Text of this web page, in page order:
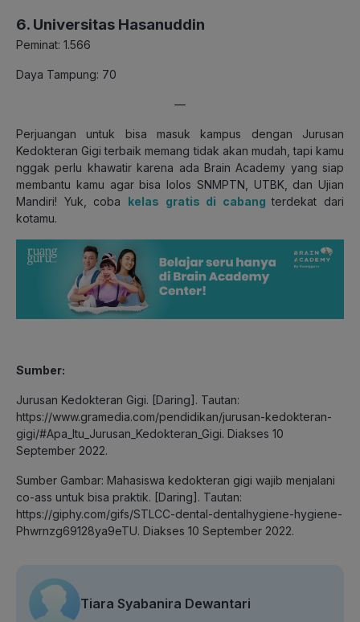
6. Universitas Hasanuddin
Peminat: 1.566
Daya Tampung: 70
—
Perjuangan untuk bisa masuk kampus dengan Jurusan
Kedokteran Gigi terbaik memang tidak akan mudah, tapi kamu
nggak perlu khawatir karena ada Brain Academy yang siap
membantu kamu agar bisa lolos SNMPTN, UTBK, dan Ujian
Mandiri! Yuk, coba kelas gratis di cabangterdekat dari
kotamu.
Sumber:
Jurusan Kedokteran Gigi. [Daring]. Tautan:
https://www.gramedia.com/pendidikan/jurusan-kedokteran-
gigi/#Apa_Itu_Jurusan_Kedokteran_Gigi. Diakses 10
September 2022.
Sumber Gambar: Mahasiswa kedokteran gigi wajib menjalani
co-ass untuk bisa praktik. [Daring]. Tautan:
https://giphy.com/gifs/STLCC-dental-dentalhygiene-hygiene-
Phwrnzg69128ya9eTU. Diakses 10 September 2022.
Tiara Syabanira Dewantari